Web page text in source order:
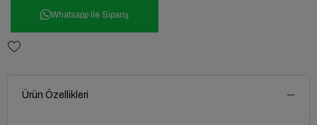
Whatsapp ile Sipariş
Ürün Özellikleri